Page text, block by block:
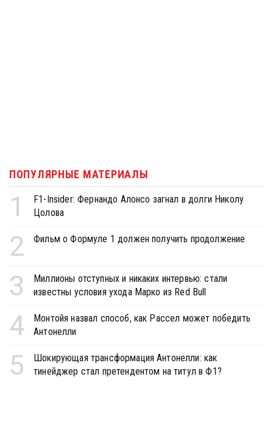
ПОПУЛЯРНЫЕ МАТЕРИАЛЫ
1
F1-Insider: Фернандо Алонсо загнал в долги Николу
Цолова
2 Фильм о Формуле 1 должен получить продолжение
3
Миллионы отступных и никаких интервью: стали
известны условия ухода Марко из Red Bull
4
Монтойя назвал способ, как Рассел может победить
Антонелли
5
Шокирующая трансформация Антонелли: как
тинейджер стал претендентом на титул в Ф1?